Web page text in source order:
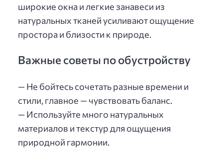
широкие окна и легкие занавеси из
натуральных тканей усиливают ощущение
простора и близости к природе.
Важные советы по обустройству
— Не бойтесь сочетать разные времени и
стили, главное — чувствовать баланс.
— Используйте много натуральных
материалов и текстур для ощущения
природной гармонии.